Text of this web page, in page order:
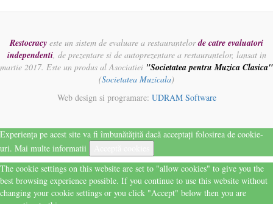
Restocracy este un sistem de evaluare a restaurantelorde catre evaluatori
independenti, de prezentare si de autoprezentare a restaurantelor, lansat in
martie 2017. Este un produs al Asociatiei "Societatea pentru Muzica Clasica"
(Societatea Muzicala)
Web design si programare: UDRAM Software
Experiența pe acest site va fi îmbunătățită dacă acceptați folosirea de cookie-
uri. Mai multe informatii
The cookie settings on this website are set to "allow cookies" to give you the
best browsing experience possible. If you continue to use this website without
changing your cookie settings or you click "Accept" below then you are